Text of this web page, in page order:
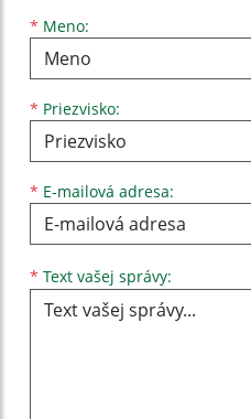
* Meno:
Meno
* Priezvisko:
Priezvisko
* E-mailová adresa:
E-mailová adresa
* Text vašej správy: